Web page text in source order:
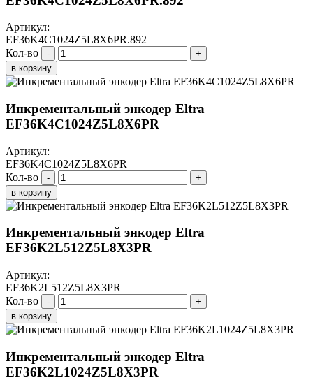
Артикул:
EF36K4C1024Z5L8X6PR.892
Кол-во
-
+
в корзину
Инкрементальный энкодер Eltra
EF36K4C1024Z5L8X6PR
Артикул:
EF36K4C1024Z5L8X6PR
Кол-во
-
+
в корзину
Инкрементальный энкодер Eltra
EF36K2L512Z5L8X3PR
Артикул:
EF36K2L512Z5L8X3PR
Кол-во
-
+
в корзину
Инкрементальный энкодер Eltra
EF36K2L1024Z5L8X3PR